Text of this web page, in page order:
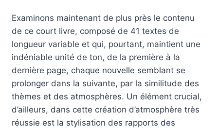
Examinons maintenant de plus près le contenu
de ce court livre, composé de 41 textes de
longueur variable et qui, pourtant, maintient une
indéniable unité de ton, de la première à la
dernière page, chaque nouvelle semblant se
prolonger dans la suivante, par la similitude des
thèmes et des atmosphères. Un élément crucial,
d’ailleurs, dans cette création d’atmosphère très
réussie est la stylisation des rapports des